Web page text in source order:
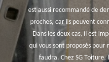
est aussi recommandé de
proches, car ils peuvent
Dans les deux cas, il est
qui vous sont proposés pour
faudra. Chez SG Toiture,